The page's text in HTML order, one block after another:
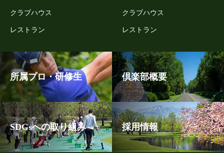
クラブハウス
レストラン
クラブハウス
レストラン
所属プロ・研修生 倶楽部概要
SDGsへの取り組み 採用情報